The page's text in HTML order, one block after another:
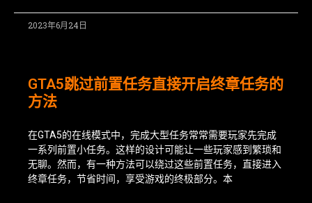
2023年6月24日
GTA5跳过前置任务直接开启终章任务的
方法
在GTA5的在线模式中，完成大型任务常常需要玩家先完成
一系列前置小任务。这样的设计可能让一些玩家感到繁琐和
无聊。然而，有一种方法可以绕过这些前置任务，直接进入
终章任务，节省时间，享受游戏的终极部分。本